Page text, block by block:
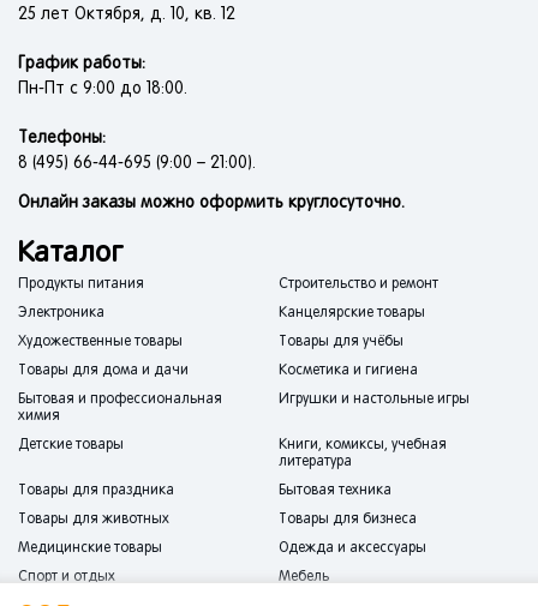
25 лет Октября, д. 10, кв. 12
График работы:
Пн-Пт с 9:00 до 18:00.
Телефоны:
8 (495) 66-44-695 (9:00 – 21:00).
Онлайн заказы можно оформить круглосуточно.
Каталог
Продукты питания
Строительство и ремонт
Электроника
Канцелярские товары
Художественные товары
Товары для учёбы
Товары для дома и дачи
Косметика и гигиена
Бытовая и профессиональная
химия
Игрушки и настольные игры
Детские товары
Книги, комиксы, учебная
литература
Товары для праздника
Бытовая техника
Товары для животных
Товары для бизнеса
Медицинские товары
Одежда и аксессуары
Спорт и отдых
Мебель